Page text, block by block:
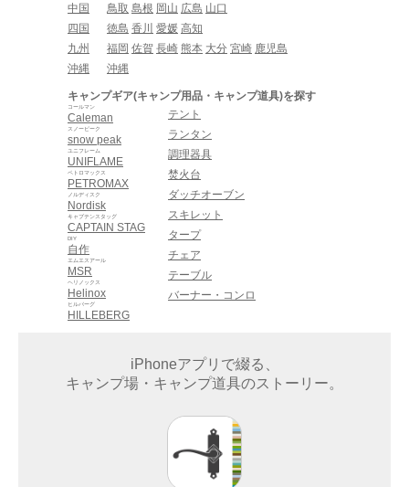
中国
鳥取 島根 岡山 広島 山口
四国
徳島 香川 愛媛 高知
九州
福岡 佐賀 長崎 熊本 大分 宮崎 鹿児島
沖縄
沖縄
キャンプギア(キャンプ用品・キャンプ道具)を探す
Caleman
コールマン
snow peak
スノーピーク
UNIFLAME
ユニフレーム
PETROMAX
ペトロマックス
Nordisk
ノルディスク
CAPTAIN STAG
キャプテンスタッグ
自作
DIY
MSR
エムエスアール
Helinox
ヘリノックス
HILLEBERG
ヒルバーグ
テント
ランタン
調理器具
焚火台
ダッチオーブン
スキレット
タープ
チェア
テーブル
バーナー・コンロ
iPhoneアプリで綴る、
キャンプ場・キャンプ道具のストーリー。